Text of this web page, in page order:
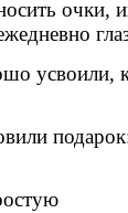
очки,
усвоили,